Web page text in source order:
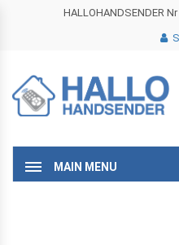
HALLOHANDSENDER
MAIN MENU